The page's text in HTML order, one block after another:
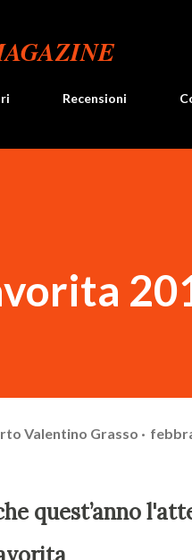
Recensioni
Valentino Grasso
quest’anno